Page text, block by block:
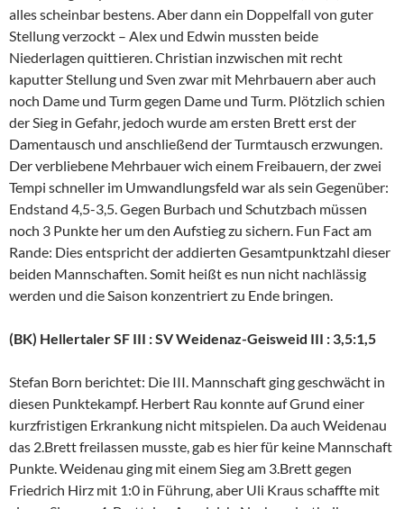
alles scheinbar bestens. Aber dann ein Doppelfall von guter
Stellung verzockt – Alex und Edwin mussten beide
Niederlagen quittieren. Christian inzwischen mit recht
kaputter Stellung und Sven zwar mit Mehrbauern aber auch
noch Dame und Turm gegen Dame und Turm. Plötzlich schien
der Sieg in Gefahr, jedoch wurde am ersten Brett erst der
Damentausch und anschließend der Turmtausch erzwungen.
Der verbliebene Mehrbauer wich einem Freibauern, der zwei
Tempi schneller im Umwandlungsfeld war als sein Gegenüber:
Endstand 4,5-3,5. Gegen Burbach und Schutzbach müssen
noch 3 Punkte her um den Aufstieg zu sichern. Fun Fact am
Rande: Dies entspricht der addierten Gesamtpunktzahl dieser
beiden Mannschaften. Somit heißt es nun nicht nachlässig
werden und die Saison konzentriert zu Ende bringen.
(BK) Hellertaler SF III : SV Weidenaz-Geisweid III : 3,5:1,5
Stefan Born berichtet: Die III. Mannschaft ging geschwächt in
diesen Punktekampf. Herbert Rau konnte auf Grund einer
kurzfristigen Erkrankung nicht mitspielen. Da auch Weidenau
das 2.Brett freilassen musste, gab es hier für keine Mannschaft
Punkte. Weidenau ging mit einem Sieg am 3.Brett gegen
Friedrich Hirz mit 1:0 in Führung, aber Uli Kraus schaffte mit